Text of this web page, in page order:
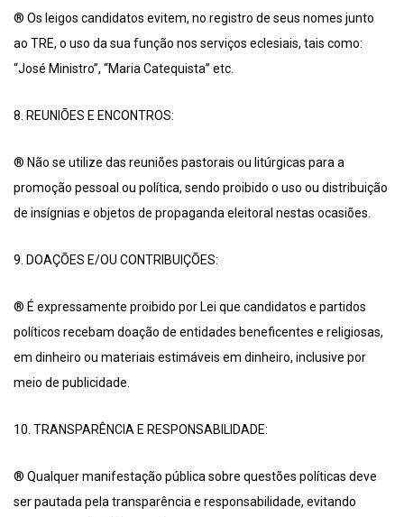
® Os leigos candidatos evitem, no registro de seus nomes junto
ao TRE, o uso da sua função nos serviços eclesiais, tais como:
“José Ministro”, “Maria Catequista” etc.
8. REUNIÕES E ENCONTROS:
® Não se utilize das reuniões pastorais ou litúrgicas para a
promoção pessoal ou política, sendo proibido o uso ou distribuição
de insígnias e objetos de propaganda eleitoral nestas ocasiões.
9. DOAÇÕES E/OU CONTRIBUIÇÕES:
® É expressamente proibido por Lei que candidatos e partidos
políticos recebam doação de entidades beneficentes e religiosas,
em dinheiro ou materiais estimáveis em dinheiro, inclusive por
meio de publicidade.
10. TRANSPARÊNCIA E RESPONSABILIDADE:
® Qualquer manifestação pública sobre questões políticas deve
ser pautada pela transparência e responsabilidade, evitando